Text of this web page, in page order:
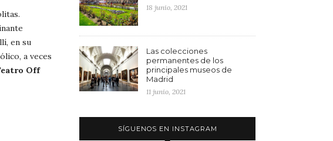
en su
a veces
Off
18 junio, 2021
Las colecciones
permanentes de los
principales museos de
Madrid
11 junio, 2021
SÍGUENOS EN INSTAGRAM